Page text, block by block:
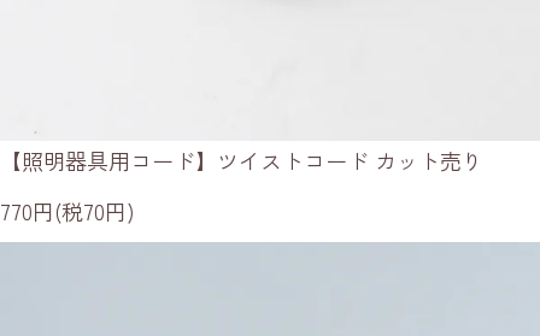
【照明器具用コード】ツイストコード カット売り
770円(税70円)